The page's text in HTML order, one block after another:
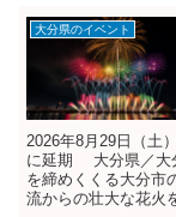
大分県のイベント
2026年8月29日（土
に延期 大分県／大
を締めくくる大分市
流からの壮大な花火